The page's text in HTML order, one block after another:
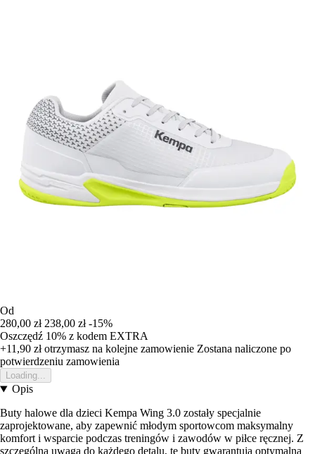
Od
280,00 zł 238,00 zł -15%
Oszczędź 10% z kodem EXTRA
+11,90 złotrzymasz na kolejne zamowienie Zostana naliczone po
potwierdzeniu zamowienia
Loading...
Opis
Buty halowe dla dzieci Kempa Wing 3.0 zostały specjalnie
zaprojektowane, aby zapewnić młodym sportowcom maksymalny
komfort i wsparcie podczas treningów i zawodów w piłce ręcznej. Z
szczególną uwagą do każdego detalu, te buty gwarantują optymalną